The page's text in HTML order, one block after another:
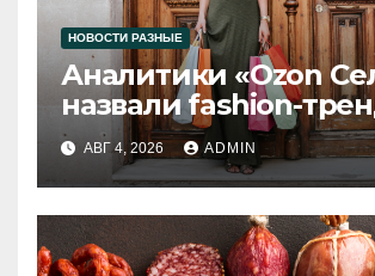
НОВОСТИ РАЗНЫЕ
Аналитики «Ozon
назвали fashion-
2026 года
АВГ 4, 2026 ADMIN